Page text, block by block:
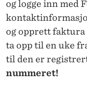
G
S
O
M
og logge inn med
og opprett
ta opp til en uke
til den er
nummeret!